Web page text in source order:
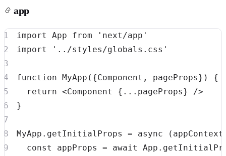
app
import App from
'next/app'
import
'../styles/globals.css'
function MyApp ( {Component , pageProps} )
{
return <Component { ... pageProps} />
}
MyApp . getInitialProps = async ( appContext
const
appProps = await App .